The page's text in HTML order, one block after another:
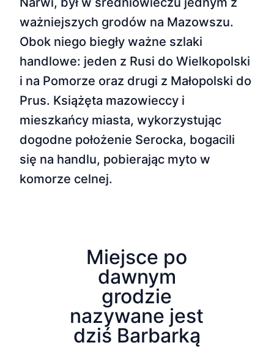
ważniejszych grodów na Mazowszu.
Obok niego biegły ważne szlaki
handlowe: jeden z Rusi do Wielkopolski
i na Pomorze oraz drugi z Małopolski do
Prus. Książęta mazowieccy i
mieszkańcy miasta, wykorzystując
dogodne położenie Serocka, bogacili
się na handlu, pobierając myto w
komorze celnej.
Miejsce po
dawnym
grodzie
nazywane jest
dziś Barbarką